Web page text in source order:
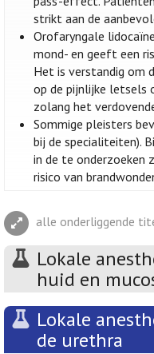
strikt aan de
Orofaryngale
mond- en geeft een
Het is verstandig om
op de pijnlijke letsels
zolang het
Sommige pleisters
bij de specialiteiten).
in de te onderzoeken
risico van
alle onderliggende
Lokale
huid en
Lokale
de urethra